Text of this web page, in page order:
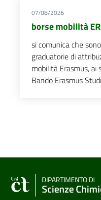
07/08/2026
borse mobilità
si comunica che
graduatorie di
mobilità Erasmus, ai
Bando Erasmus
DIPARTIMENTO DI
Scienze